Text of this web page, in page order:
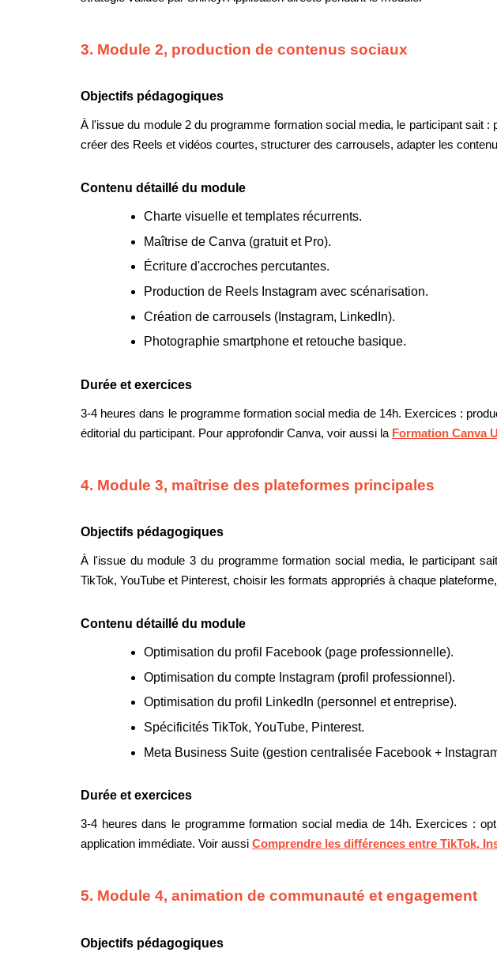
3. Module 2, production de contenus sociaux
Objectifs pédagogiques
À l'issue du module 2 du programme formation social media, le participant sait
créer des Reels et vidéos courtes, structurer des carrousels, adapter les
Contenu détaillé du module
Charte visuelle et templates récurrents.
Maîtrise de Canva (gratuit et Pro).
Écriture d'accroches percutantes.
Production de Reels Instagram avec scénarisation.
Création de carrousels (Instagram, LinkedIn).
Photographie smartphone et retouche basique.
Durée et exercices
3-4 heures dans le programme formation social media de 14h. Exercices :
éditorial du participant. Pour approfondir Canva, voir aussi la Formation Canva
4. Module 3, maîtrise des plateformes principales
Objectifs pédagogiques
À l'issue du module 3 du programme formation social media, le participant
TikTok, YouTube et Pinterest, choisir les formats appropriés à chaque
Contenu détaillé du module
Optimisation du profil Facebook (page professionnelle).
Optimisation du compte Instagram (profil professionnel).
Optimisation du profil LinkedIn (personnel et entreprise).
Spécificités TikTok, YouTube, Pinterest.
Meta Business Suite (gestion centralisée Facebook +
Durée et exercices
3-4 heures dans le programme formation social media de 14h. Exercices :
application immédiate. Voir aussi Comprendre les différences entre TikTok,
5. Module 4, animation de communauté et engagement
Objectifs pédagogiques